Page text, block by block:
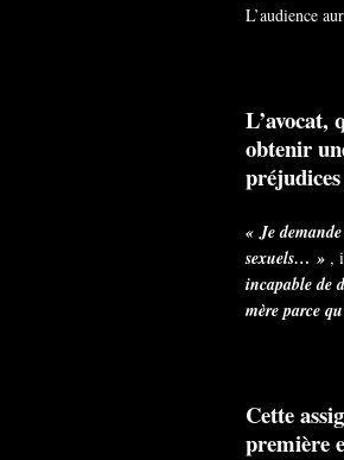
L’audience
L’avocat,
obtenir
« Je
sexuels… » ,
incapable de
mère parce
Cette
première